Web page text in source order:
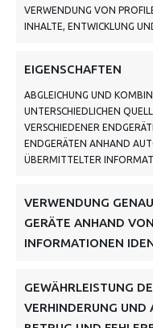
VERWENDUNG VON
INHALTE, ENTWICKLUNG
EIGENSCHAFTEN
ABGLEICHUNG UND
UNTERSCHIEDLICHEN
VERSCHIEDENER
ENDGERÄTEN ANHAND
ÜBERMITTELTER
VERWENDUNG
GERÄTE ANHAND
INFORMATIONEN
GEWÄHRLEISTUNG
VERHINDERUNG UND
VERSANDKOSTENHINWEIS:
DANKE, DEINE REGISTRIERUNG WAR
DIE BESTÄTIGUNG.